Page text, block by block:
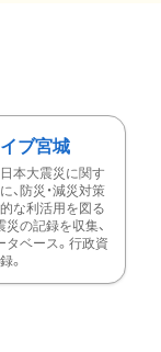
ブ宮城
本大震災に関す
、防災・減災対策
な利活用を図る
の記録を収集、
タベース。行政資
。